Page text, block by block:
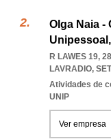
Olga Naia -
R LAWES 19,
LAVRADIO,
Atividades de
UNIP
Ver empresa